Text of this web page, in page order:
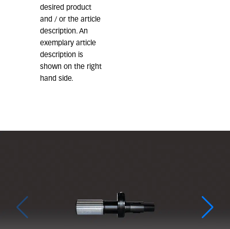
desired product
and / or the article
description. An
exemplary article
description is
shown on the right
hand side.